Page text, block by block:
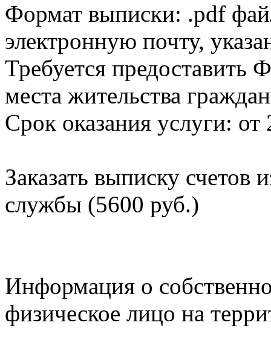
Формат выписки: .pdf
электронную почту,
Требуется
места жительства
Срок оказания услуги: от
Заказать выписку счетов
службы (5600 руб.)
Информация о
физическое лицо на